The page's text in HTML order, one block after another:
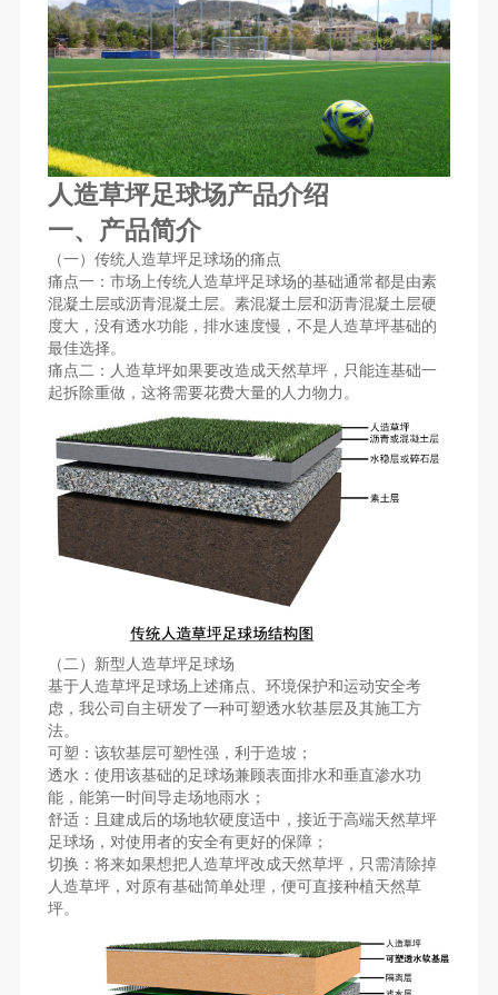
人造草坪足球场产品介绍
一、产品简介
（一）传统人造草坪足球场的痛点
痛点一：市场上传统人造草坪足球场的基础通常都是由素
混凝土层或沥青混凝土层。素混凝土层和沥青混凝土层硬
度大，没有透水功能，排水速度慢，不是人造草坪基础的
最佳选择。
痛点二：人造草坪如果要改造成天然草坪，只能连基础一
起拆除重做，这将需要花费大量的人力物力。
（二）新型人造草坪足球场
基于人造草坪足球场上述痛点、环境保护和运动安全考
虑，我公司自主研发了一种可塑透水软基层及其施工方
法。
可塑：该软基层可塑性强，利于造坡；
透水：使用该基础的足球场兼顾表面排水和垂直渗水功
能，能第一时间导走场地雨水；
舒适：且建成后的场地软硬度适中，接近于高端天然草坪
足球场，对使用者的安全有更好的保障；
切换：将来如果想把人造草坪改成天然草坪，只需清除掉
人造草坪，对原有基础简单处理，便可直接种植天然草
坪。